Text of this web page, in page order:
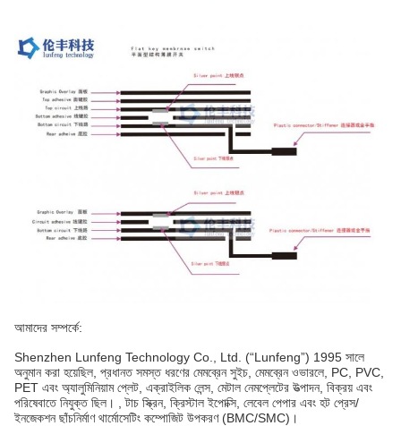
আমাদের সম্পর্কে:
Shenzhen Lunfeng Technology Co., Ltd. (“Lunfeng”) 1995 সালে
অনুমান করা হয়েছিল, প্রধানত সমস্ত ধরণের মেমব্রেন সুইচ, মেমব্রেন ওভারলে, PC, PVC,
PET এবং অ্যালুমিনিয়াম প্লেট, এক্রাইলিক লেন্স, মেটাল নেমপ্লেটের উত্পাদন, বিক্রয় এবং
পরিষেবাতে নিযুক্ত ছিল। , টাচ স্ক্রিন, ক্রিস্টাল ইপোক্সি, লেবেল পেপার এবং হট প্রেস/
ইনজেকশন ছাঁচনির্মাণ থার্মোসেটিং কম্পোজিট উপকরণ (BMC/SMC)।